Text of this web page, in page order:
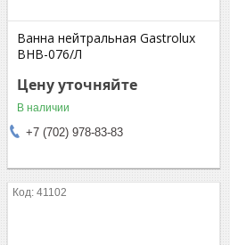
Ванна нейтральная Gastrolux
ВНВ-076/Л
Цену уточняйте
В наличии
+7 (702) 978-83-83
41102